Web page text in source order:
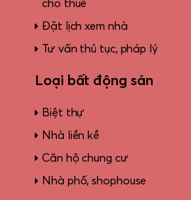
cho thuê
Đặt lịch xem nhà
Tư vấn thủ tục, pháp lý
Loại bất động sản
Biệt thự
Nhà liền kề
Căn hộ chung cư
Nhà phố, shophouse